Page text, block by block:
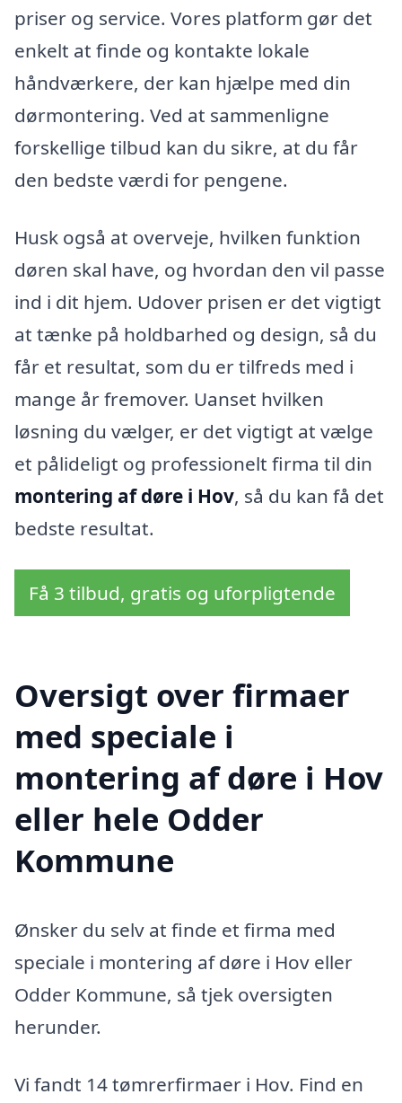
priser og service. Vores platform gør det
enkelt at finde og kontakte lokale
håndværkere, der kan hjælpe med din
dørmontering. Ved at sammenligne
forskellige tilbud kan du sikre, at du får
den bedste værdi for pengene.
Husk også at overveje, hvilken funktion
døren skal have, og hvordan den vil passe
ind i dit hjem. Udover prisen er det vigtigt
at tænke på holdbarhed og design, så du
får et resultat, som du er tilfreds med i
mange år fremover. Uanset hvilken
løsning du vælger, er det vigtigt at vælge
et pålideligt og professionelt firma til din
montering af døre i Hov, så du kan få det
bedste resultat.
Få 3 tilbud, gratis og uforpligtende
Oversigt over firmaer
med speciale i
montering af døre i Hov
eller hele Odder
Kommune
Ønsker du selv at finde et firma med
speciale i montering af døre i Hov eller
Odder Kommune, så tjek oversigten
herunder.
Vi fandt 14 tømrerfirmaer i Hov. Find en